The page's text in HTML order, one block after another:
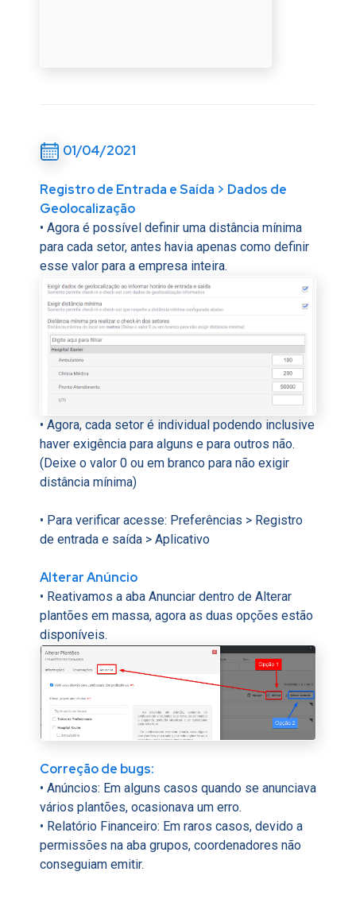
01/04/2021
Registro de Entrada e Saída > Dados de
Geolocalização
• Agora é possível definir uma distância mínima
para cada setor, antes havia apenas como definir
esse valor para a empresa inteira.
• Agora, cada setor é individual podendo inclusive
haver exigência para alguns e para outros não.
(Deixe o valor 0 ou em branco para não exigir
distância mínima)
• Para verificar acesse: Preferências > Registro
de entrada e saída > Aplicativo
Alterar Anúncio
• Reativamos a aba Anunciar dentro de Alterar
plantões em massa, agora as duas opções estão
disponíveis.
Correção de bugs:
• Anúncios: Em alguns casos quando se anunciava
vários plantões, ocasionava um erro.
• Relatório Financeiro: Em raros casos, devido a
permissões na aba grupos, coordenadores não
conseguiam emitir.